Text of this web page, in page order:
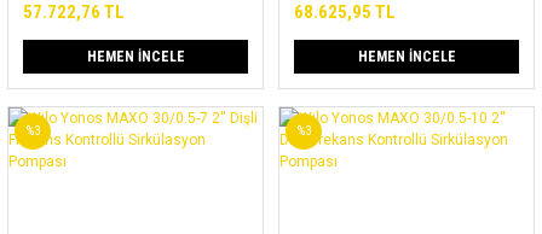
57.722,76 TL
HEMEN İNCELE
68.625,95 TL
HEMEN İNCELE
%3 %3